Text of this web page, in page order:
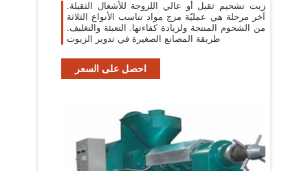
زيت تشحيم ثقيل أو عالي اللزوجة للأشغال الثقيلة.
آخر مرحلة هي عمليّة مزج مواد تناسب الأنواع الثلاثة
من الشحوم المنتجة ولزيادة كفاءتها. التعبئة والتغليف.
طريقة المصانع الصغيرة في تدوير الزيوت
احصل على السعر